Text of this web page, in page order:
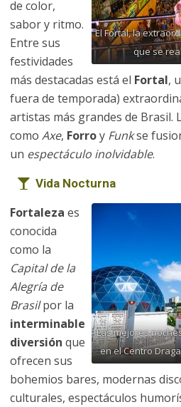
El Fortal, la
que se
de color,
sabor y ritmo.
Entre sus
festividades
más destacadas está el Fortal,
fuera de temporada)
artistas más grandes de Brasil.
como Axe, Forroy Funkse
un espectáculo inolvidable.
Vida Nocturna
Las mejores
en el Centro
Fortaleza es
conocida
como la
Capital de la
Alegría de
Brasilpor la
interminable
diversión que
ofrecen sus
bohemios bares, modernas
culturales, espectáculos